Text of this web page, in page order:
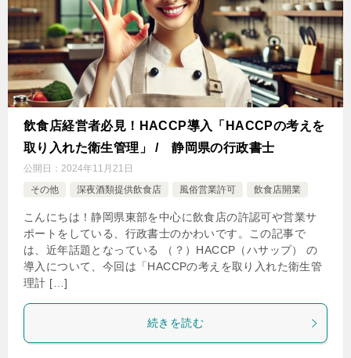
飲食店経営者必見！HACCP導入「HACCPの考えを
取り入れた衛生管理」 / 静岡県の行政書士
公開日： 2024年11月21日
その他
深夜酒類提供飲食店 風俗営業許可 飲食店開業
こんにちは！静岡県東部を中心に飲食店の許認可や営業サ
ポートをしている、行政書士のかわいです。この記事で
は、近年話題となっている （？）HACCP（ハサップ） の
導入について、今回は「HACCPの考えを取り入れた衛生管
理計 […]
続きを読む